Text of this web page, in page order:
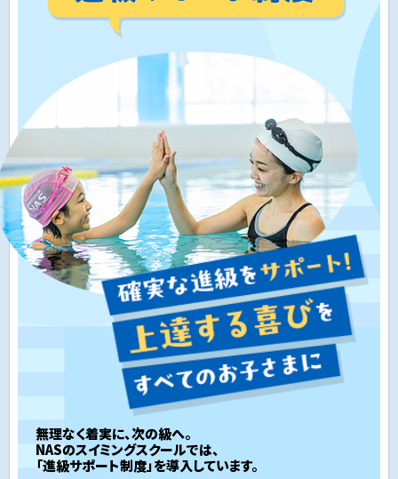
無理なく着実に、次の級へ。
NASのスイミングスクールでは、
「進級サポート制度」を導入しています。